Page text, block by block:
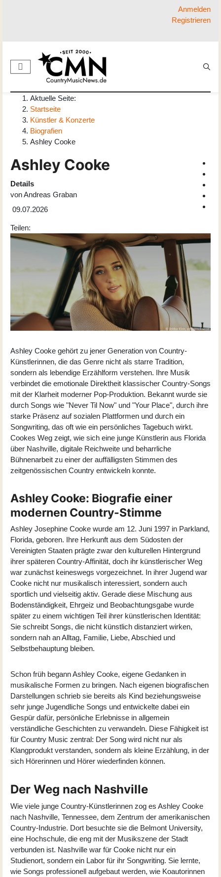
Anmelden
Registrieren
Aktuelle Seite:
Startseite
Künstler & Konzerte
Biografien
Ashley Cooke
Ashley Cooke
Details
vonAndreas Graban
09.07.2026
Teilen:
Ashley Cooke gehört zu jener Generation von Country-
Künstlerinnen, die das Genre nicht als starre Tradition,
sondern als lebendige Erzählform verstehen. Ihre Musik
verbindet die emotionale Direktheit klassischer Country-Songs
mit der Klarheit moderner Pop-Produktion. Bekannt wurde sie
durch Songs wie "Never Til Now" und "Your Place", durch ihre
starke Präsenz auf sozialen Plattformen und durch ein
Songwriting, das oft wie ein persönliches Tagebuch wirkt.
Cookes Weg zeigt, wie sich eine junge Künstlerin aus Florida
über Nashville, digitale Reichweite und beharrliche
Bühnenarbeit zu einer der auffälligsten Stimmen des
zeitgenössischen Country entwickeln konnte.
Ashley Cooke: Biografie einer
modernen Country-Stimme
Ashley Josephine Cooke wurde am 12. Juni 1997 in Parkland,
Florida, geboren. Ihre Herkunft aus dem Südosten der
Vereinigten Staaten prägte zwar den kulturellen Hintergrund
ihrer späteren Country-Affinität, doch ihr künstlerischer Weg
war zunächst keineswegs vorgezeichnet. In ihrer Jugend war
Cooke nicht nur musikalisch interessiert, sondern auch
sportlich und vielseitig aktiv. Gerade diese Mischung aus
Bodenständigkeit, Ehrgeiz und Beobachtungsgabe wurde
später zu einem wichtigen Teil ihrer künstlerischen Identität:
Sie schreibt Songs, die nicht künstlich distanziert wirken,
sondern nah an Alltag, Familie, Liebe, Abschied und
Selbstbehauptung bleiben.
Schon früh begann Ashley Cooke, eigene Gedanken in
musikalische Formen zu bringen. Nach eigenen biografischen
Darstellungen schrieb sie bereits als Kind beziehungsweise
sehr junge Jugendliche Songs und entwickelte dabei ein
Gespür dafür, persönliche Erlebnisse in allgemein
verständliche Geschichten zu verwandeln. Diese Fähigkeit ist
für Country Music zentral: Der Song wird nicht nur als
Klangprodukt verstanden, sondern als kleine Erzählung, in der
sich Hörerinnen und Hörer wiederfinden können.
Der Weg nach Nashville
Wie viele junge Country-Künstlerinnen zog es Ashley Cooke
nach Nashville, Tennessee, dem Zentrum der amerikanischen
Country-Industrie. Dort besuchte sie die Belmont University,
eine Hochschule, die eng mit der Musikszene der Stadt
verbunden ist. Nashville war für Cooke nicht nur ein
Studienort, sondern ein Labor für ihr Songwriting. Sie lernte,
wie Songs professionell aufgebaut werden, wie Koautorinnen